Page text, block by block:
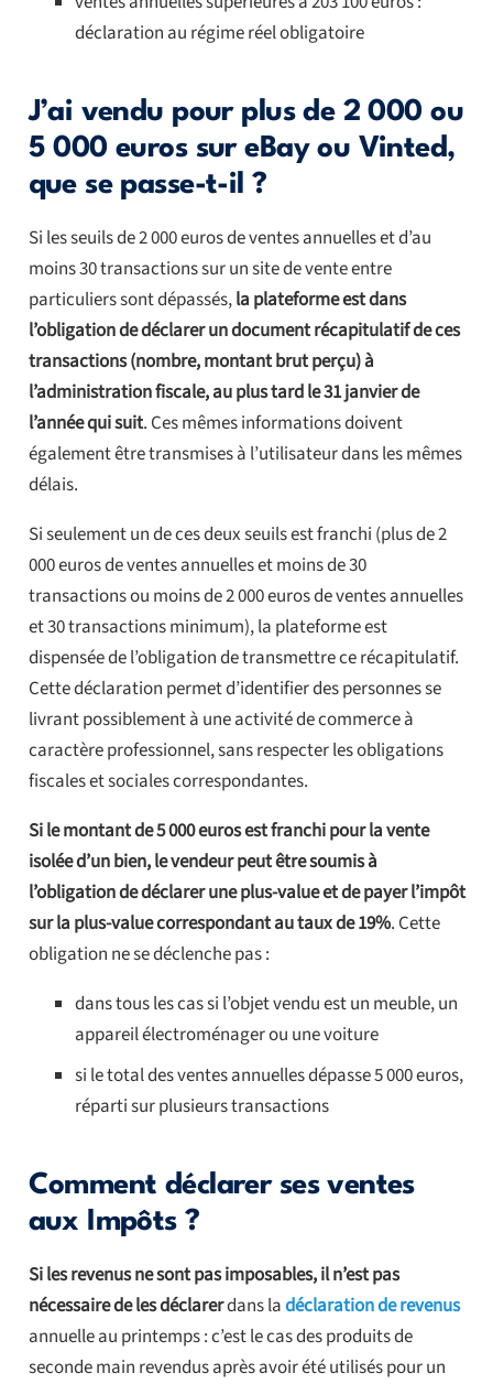
déclaration au régime réel obligatoire
J’ai vendu pour plus de 2 000 ou
5 000 euros sur eBay ou Vinted,
que se passe-t-il ?
Si les seuils de 2 000 euros de ventes annuelles et d’au
moins 30 transactions sur un site de vente entre
particuliers sont dépassés,la plateforme est dans
l’obligation de déclarer un document récapitulatif de ces
transactions (nombre, montant brut perçu) à
l’administration fiscale, au plus tard le 31 janvier de
l’année qui suit. Ces mêmes informations doivent
également être transmises à l’utilisateur dans les mêmes
délais.
Si seulement un de ces deux seuils est franchi (plus de 2
000 euros de ventes annuelles et moins de 30
transactions ou moins de 2 000 euros de ventes annuelles
et 30 transactions minimum), la plateforme est
dispensée de l’obligation de transmettre ce récapitulatif.
Cette déclaration permet d’identifier des personnes se
livrant possiblement à une activité de commerce à
caractère professionnel, sans respecter les obligations
fiscales et sociales correspondantes.
Si le montant de 5 000 euros est franchi pour la vente
isolée d’un bien, le vendeur peut être soumis à
l’obligation de déclarer une plus-value et de payer l’impôt
sur la plus-value correspondant au taux de 19%. Cette
obligation ne se déclenche pas :
dans tous les cas si l’objet vendu est un meuble, un
appareil électroménager ou une voiture
si le total des ventes annuelles dépasse 5 000 euros,
réparti sur plusieurs transactions
Comment déclarer ses ventes
aux Impôts ?
Si les revenus ne sont pas imposables, il n’est pas
nécessaire de les déclarerdans ladéclaration de revenus
annuelle au printemps : c’est le cas des produits de
seconde main revendus après avoir été utilisés pour un